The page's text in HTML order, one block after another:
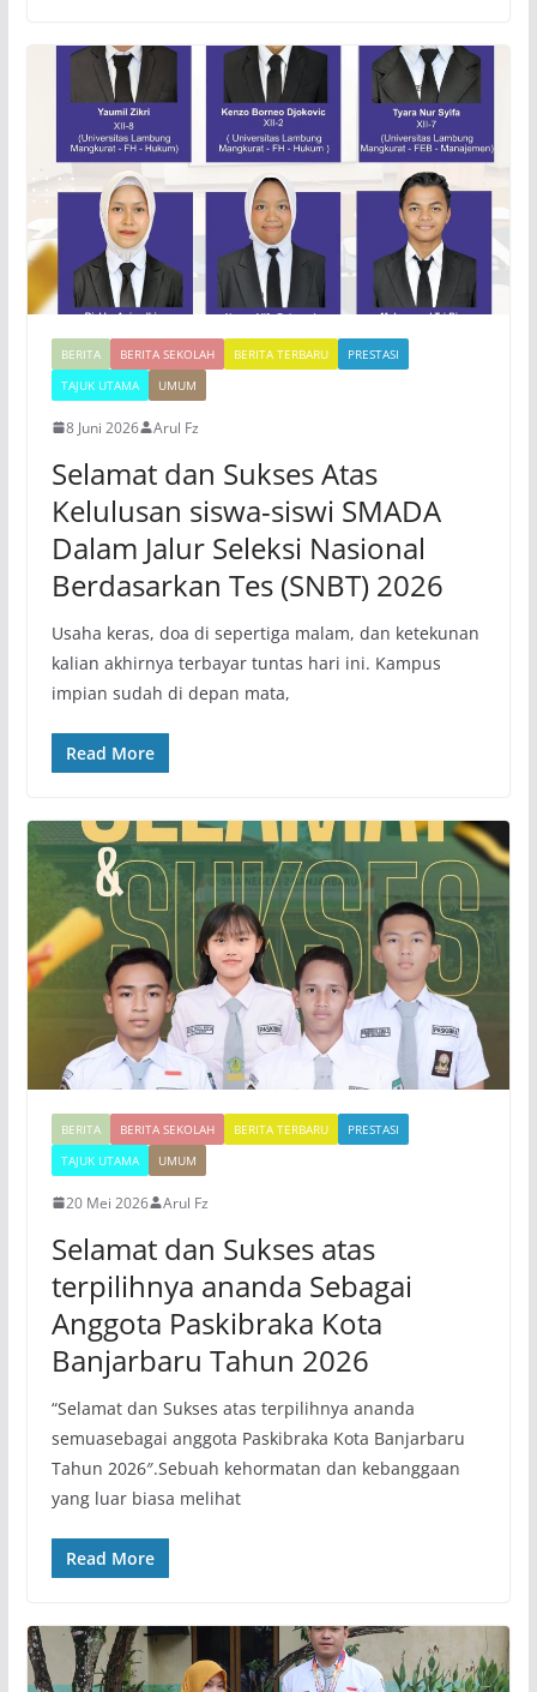
BERITA BERITA SEKOLAH BERITA TERBARU
PRESTASI
TAJUK UTAMA
UMUM
8 Juni 2026 Arul Fz
Selamat dan Sukses Atas
Kelulusan siswa-siswi SMADA
Dalam Jalur Seleksi Nasional
Berdasarkan Tes (SNBT) 2026
​Usaha keras, doa di sepertiga malam, dan ketekunan
kalian akhirnya terbayar tuntas hari ini. Kampus
impian sudah di depan mata,
Read More
BERITA BERITA SEKOLAH BERITA TERBARU
PRESTASI
TAJUK UTAMA
UMUM
20 Mei 2026 Arul Fz
Selamat dan Sukses atas
terpilihnya ananda Sebagai
Anggota Paskibraka Kota
Banjarbaru Tahun 2026
“Selamat dan Sukses atas terpilihnya ananda
semuasebagai anggota Paskibraka Kota Banjarbaru
Tahun 2026″.​Sebuah kehormatan dan kebanggaan
yang luar biasa melihat
Read More